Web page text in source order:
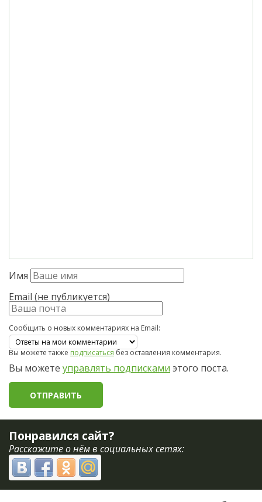
Имя
Email (не публикуется)
Сообщить о новых комментариях на Email:
Вы можете также подписаться без оставления комментария.
Вы можете управлять подписками этого поста.
Понравился сайт?
Расскажите о нём в социальных сетях: